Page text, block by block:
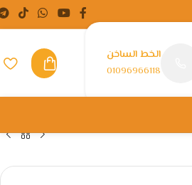
الخط الساخن
01096966118